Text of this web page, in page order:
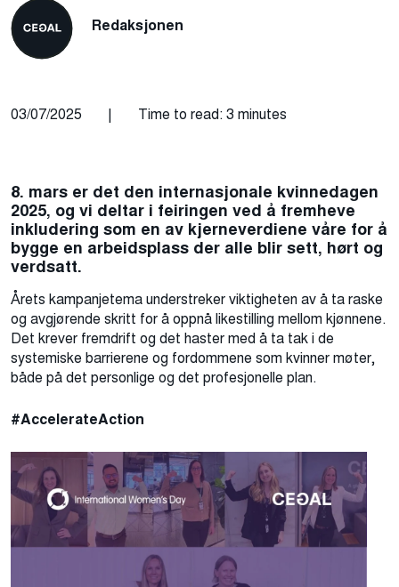
Redaksjonen
03/07/2025 | Time to read: 3 minutes
8. mars er det den internasjonale kvinnedagen
2025, og vi deltar i feiringen ved å fremheve
inkludering som en av kjerneverdiene våre for å
bygge en arbeidsplass der alle blir sett, hørt og
verdsatt.
Årets kampanjetema understreker viktigheten av å ta raske
og avgjørende skritt for å oppnå likestilling mellom kjønnene.
Det krever fremdrift og det haster med å ta tak i de
systemiske barrierene og fordommene som kvinner møter,
både på det personlige og det profesjonelle plan.
#AccelerateAction